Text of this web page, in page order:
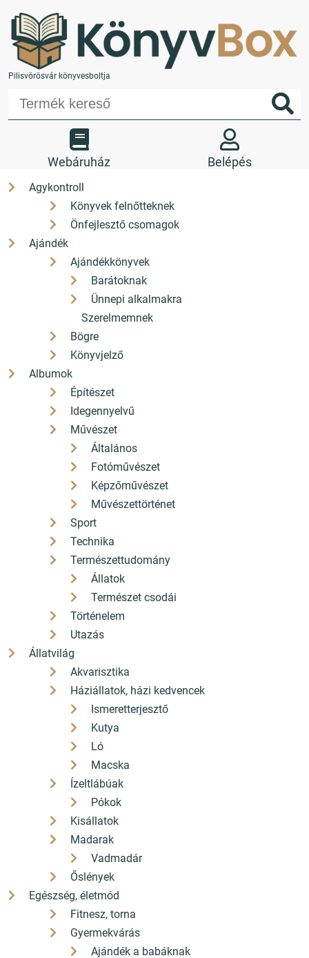
Pilisvörösvár könyvesboltja
Webáruház
Agykontroll
Könyvek felnőtteknek
Önfejlesztő csomagok
Ajándék
Ajándékkönyvek
Barátoknak
Ünnepi alkalmakra
Szerelmemnek
Bögre
Könyvjelző
Albumok
Építészet
Idegennyelvű
Művészet
Általános
Fotóművészet
Képzőművészet
Művészettörténet
Sport
Technika
Természettudomány
Állatok
Természet csodái
Történelem
Utazás
Állatvilág
Akvarisztika
Háziállatok, házi kedvencek
Ismeretterjesztő
Kutya
Ló
Macska
Ízeltlábúak
Pókok
Kisállatok
Madarak
Vadmadár
Őslények
Egészség, életmód
Fitnesz, torna
Gyermekvárás
Ajándék a babáknak
Belépés
Kedvencek
+36 26 330 308
H-P: 9-17 Sz: 9-12
hello[a]konyvbox.hu
2085 Pilisvörösvár Fő út 82.
AKCIÓS
Az én
könyvesnaplóm -
Mert olvasni jó... -
(kék)
2 490 Ft
2 241
Kedvezmény 249 Ft (10%)
ÁFÁ-val, Szállítási költségek
nélkül
Részletek
ÁFÁ-val, Szállítási költségek
AKCIÓS
Szabadulás a
függőség poklából -
Egy szakács
rehabilitációs
naplója